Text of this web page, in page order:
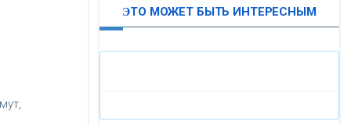
ЭТО МОЖЕТ БЫТЬ ИНТЕРЕСНЫМ